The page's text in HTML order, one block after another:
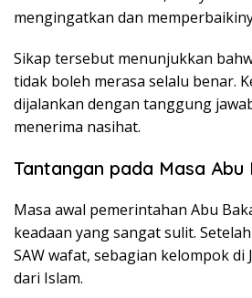
mengingatkan dan
Sikap tersebut menunjukkan
tidak boleh merasa selalu benar.
dijalankan dengan tanggung
menerima nasihat.
Tantangan pada Masa Abu
Masa awal pemerintahan Abu
keadaan yang sangat sulit.
SAW wafat, sebagian kelompok di
dari Islam.